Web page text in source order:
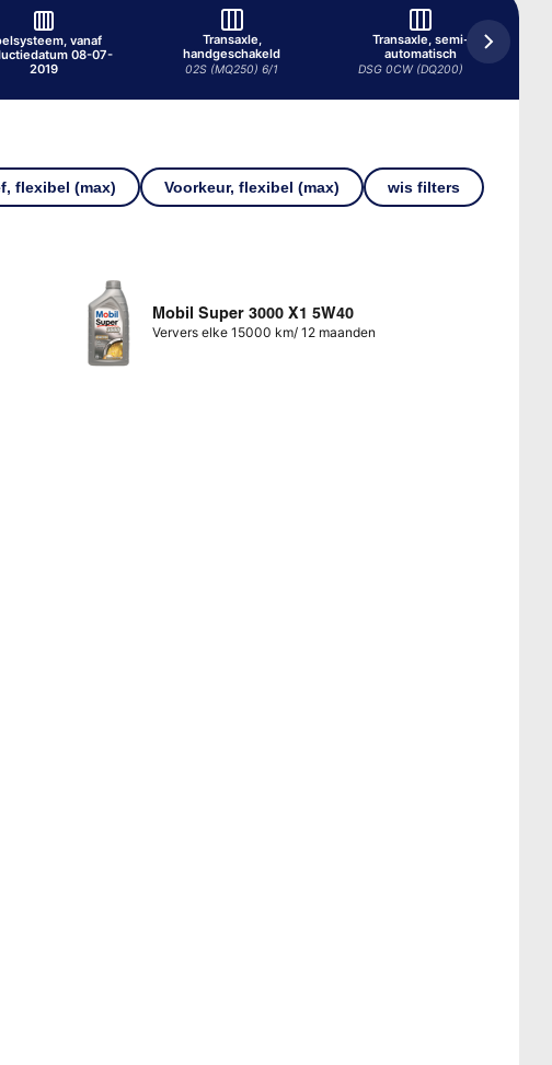
vanaf
08-07-
2019
Transaxle,
handgeschakeld
02S (MQ250) 6/1
Transaxle, semi-
automatisch
DSG 0CW (DQ200) 7/1
flexibel (max) Voorkeur, flexibel (max) wis filters
Mobil Super 3000 X1 5W40
Ververs elke 15000 km/ 12 maanden